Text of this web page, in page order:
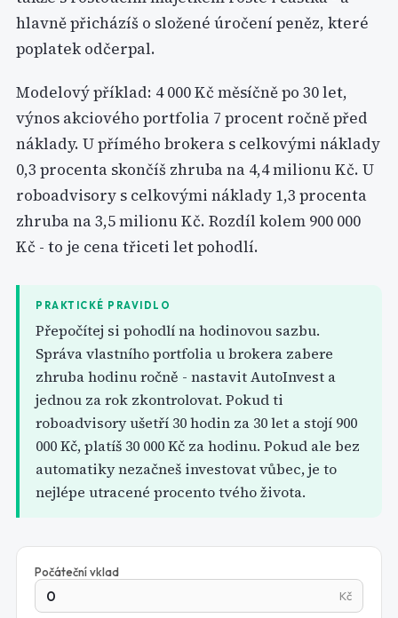
hlavně přicházíš o složené úročení peněz, které
poplatek odčerpal.
Modelový příklad: 4 000 Kč měsíčně po 30 let,
výnos akciového portfolia 7 procent ročně před
náklady. U přímého brokera s celkovými náklady
0,3 procenta skončíš zhruba na 4,4 milionu Kč. U
roboadvisory s celkovými náklady 1,3 procenta
zhruba na 3,5 milionu Kč. Rozdíl kolem 900 000
Kč - to je cena třiceti let pohodlí.
PRAKTICKÉ PRAVIDLO
Přepočítej si pohodlí na hodinovou sazbu.
Správa vlastního portfolia u brokera zabere
zhruba hodinu ročně - nastavit AutoInvest a
jednou za rok zkontrolovat. Pokud ti
roboadvisory ušetří 30 hodin za 30 let a stojí 900
000 Kč, platíš 30 000 Kč za hodinu. Pokud ale bez
automatiky nezačneš investovat vůbec, je to
nejlépe utracené procento tvého života.
Počáteční vklad
Kč